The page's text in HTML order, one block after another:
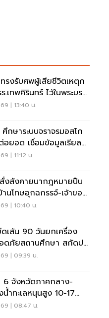
รงรับศพผู้เสียชีวิตเหตุก
.เทพศิรินทร์ ไว้ในพระบรม
าะห์| 13:40 น.
กษาระบบจราจรมอสโก
อยอด เชื่อมข้อมูลเรียล
ติด
| 11:12 น.
งสังคายนากฎหมายปืน
นโทษอุกฉกรรจ์-เจ้าของ
| 10:40 น.
เส้น 90 วันยกเครื่อง
ดภัยสถานศึกษา สกัดปม
| 09:39 น.
6 จังหวัดภาคกลาง-
น้ำทะเลหนุนสูง 10-17
| 08:47 น.